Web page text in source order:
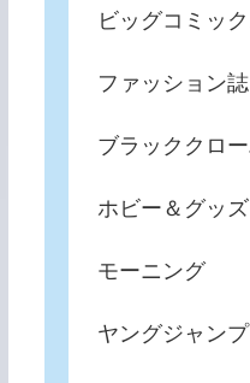
ビッグコミッ
ファッション誌
ブラッククロ
ホビー＆グッズ
モーニング
ヤングジャンプ